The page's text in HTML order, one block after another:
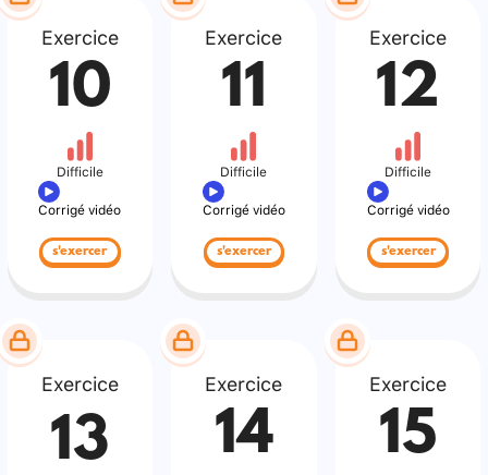
Exercice
10
Difficile
Corrigé vidéo
s'exercer
Exercice
11
Difficile
Corrigé vidéo
s'exercer
Exercice
12
Difficile
Corrigé vidéo
s'exercer
Exercice
13
Exercice
14
Exercice
15